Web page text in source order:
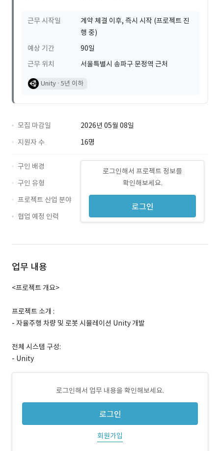
근무 시작일
계약 체결 이후, 즉시 시작 (프로젝트 진
행 중)
예상 기간
90일
근무 위치
서울특별시 송파구 문정역 근처
Unity 5년 이하
모집 마감일
2026년 05월 08일
지원자 수
16명
로그인해서 프로젝트 정보를
확인해보세요.
로그인
구인 배경
구인 유형
프로젝트 산업 분야
협업 예정 인력
업무 내용
<프로젝트 개요>
프로젝트 소개 :
- 자율주행 차량 및 로봇 시뮬레이션 Unity 개발
전체 시스템 구성:
- Unity
로그인해서 업무 내용을 확인해보세요.
로그인
회원가입